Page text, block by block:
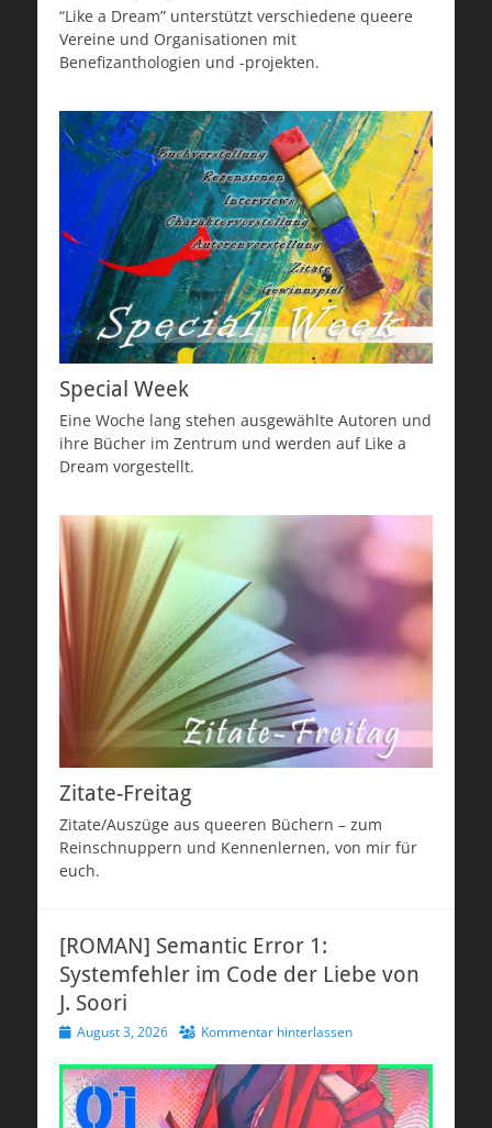
“Like a Dream” unterstützt verschiedene queere
Vereine und Organisationen mit
Benefizanthologien und -projekten.
Special Week
Eine Woche lang stehen ausgewählte Autoren und
ihre Bücher im Zentrum und werden auf Like a
Dream vorgestellt.
Zitate-Freitag
Zitate/Auszüge aus queeren Büchern – zum
Reinschnuppern und Kennenlernen, von mir für
euch.
[ROMAN] Semantic Error 1:
Systemfehler im Code der Liebe von
J. Soori
Veröffentlicht
August 3, 2026 Kommentar hinterlassen